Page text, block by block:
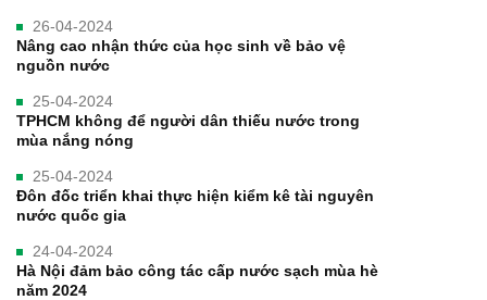
26-04-2024
Nâng cao nhận thức của học sinh về bảo vệ
nguồn nước
25-04-2024
TPHCM không để người dân thiếu nước trong
mùa nắng nóng
25-04-2024
Đôn đốc triển khai thực hiện kiểm kê tài nguyên
nước quốc gia
24-04-2024
Hà Nội đảm bảo công tác cấp nước sạch mùa hè
năm 2024